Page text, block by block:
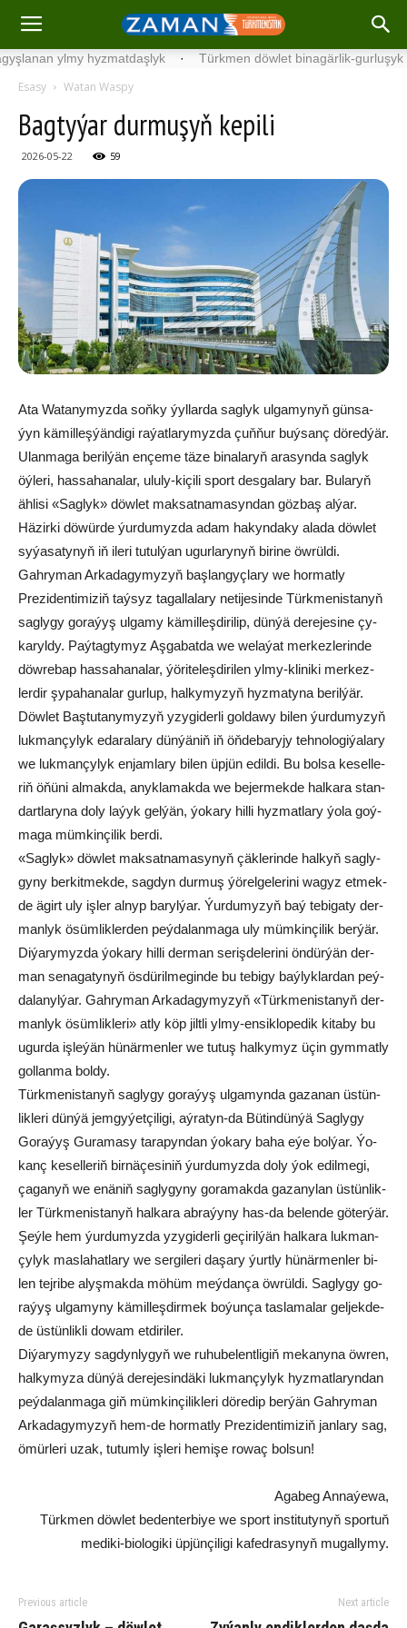
ylmy hyzmatdaşlyk · Türkmen döwlet binagärlik-gurluşyk
Esasy Watan Waspy
Bagtyýar durmuşyň kepili
2026-05-22 59
Ata Wa­ta­ny­myz­da soň­ky ýyl­lar­da sag­lyk ul­ga­my­nyň gün­sa­
ýyn kä­mil­leş­ýän­di­gi ra­ýat­la­ry­myz­da çuň­ňur buý­sanç dö­red­ýär.
Ulan­ma­ga be­ril­ýän en­çe­me tä­ze bi­na­la­ryň ara­syn­da sag­lyk
öý­le­ri, has­sa­ha­na­lar, ulu­ly-ki­çi­li sport des­ga­la­ry bar. Bu­la­ryň
äh­li­si «Sag­lyk» döw­let mak­sat­na­ma­syn­dan göz­baş al­ýar.
Hä­zir­ki dö­wür­de ýur­du­myz­da adam ha­kyn­da­ky ala­da döw­let
sy­ýa­sa­ty­nyň iň ile­ri tu­tul­ýan ugur­la­ry­nyň bi­ri­ne öw­rül­di.
Gahryman Arkadagymyzyň baş­lan­gyç­la­ry we hormatly
Prezidentimiziň taý­syz ta­gal­la­la­ry ne­ti­je­sin­de Türk­me­nis­ta­nyň
sag­ly­gy go­ra­ýyş ul­ga­my kä­mil­leş­di­ri­lip, dün­ýä de­re­je­si­ne çy­
ka­ryl­dy. Paý­tag­ty­myz Aş­ga­bat­da we we­la­ýat mer­kez­le­ri­n­de
döw­re­bap has­sa­ha­na­lar, ýö­ri­te­leş­di­ri­len yl­my-kli­ni­ki mer­kez­
lerdir şy­pa­ha­na­lar gur­lup, hal­ky­my­zyň hyz­ma­ty­na be­ril­ýär.
Döwlet Baştutanymyzyň yzy­gi­der­li gol­da­wy bi­len ýur­du­my­zyň
luk­man­çy­lyk eda­ra­la­ry dün­ýä­niň iň öň­de­ba­ry­jy teh­no­lo­gi­ýa­la­ry
we luk­man­çy­lyk en­jam­la­ry bi­len üp­jün edil­di. Bu bol­sa ke­sel­le­
riň öňü­ni al­mak­da, anyk­la­mak­da we be­jer­mek­de hal­ka­ra stan­
dart­la­ry­na do­ly la­ýyk gel­ýän, ýo­ka­ry hil­li hyz­mat­la­ry ýo­la goý­
ma­ga müm­kin­çi­lik ber­di.
«Sag­lyk» döw­let mak­sat­na­ma­sy­nyň çäk­le­rin­de hal­kyň sag­ly­
gy­ny ber­kit­mek­de, sag­dyn dur­muş ýö­rel­ge­le­ri­ni wa­gyz et­mek­
de ägirt uly iş­ler al­nyp ba­ryl­ýar. Ýur­du­my­zyň baý te­bi­ga­ty der­
man­lyk ösüm­lik­ler­den peý­da­lan­ma­ga uly müm­kin­çi­lik ber­ýär.
Di­ýa­ry­myz­da ýo­ka­ry hil­li der­man se­riş­de­le­ri­ni ön­dür­ýän der­
man se­na­ga­ty­nyň ös­dü­ril­me­gin­de bu te­bi­gy baý­lyk­lar­dan peý­
da­la­nyl­ýar. Gah­ry­man Ar­ka­da­gy­my­zyň «Türk­me­nis­ta­nyň der­
man­lyk ösüm­lik­le­ri» at­ly köp jilt­li yl­my-en­sik­lo­pe­dik ki­ta­by bu
ugur­da iş­le­ýän hü­när­men­ler we tu­tuş hal­ky­myz üçin gym­mat­ly
gol­lan­ma bol­dy.
Türk­me­nis­ta­nyň sag­ly­gy go­ra­ýyş ul­ga­myn­da ga­za­nan üs­tün­
lik­le­ri dün­ýä jem­gy­ýet­çi­li­gi, aý­ra­tyn-da Bü­tin­dün­ýä Sag­ly­gy
Go­ra­ýyş Gu­ra­ma­sy ta­ra­pyn­dan ýo­ka­ry ba­ha eýe bol­ýar. Ýo­
kanç ke­sel­le­riň bir­nä­çe­si­niň ýur­du­myz­da do­ly ýok edil­me­gi,
ça­ga­nyň we enä­niň sag­ly­gy­ny go­ra­mak­da ga­za­ny­lan üs­tün­lik­
ler Türk­me­nis­ta­nyň hal­ka­ra ab­ra­ýy­ny has-da be­len­de gö­ter­ýär.
Şeý­le hem ýur­du­myz­da yzy­gi­der­li ge­çi­ril­ýän hal­ka­ra luk­man­
çy­lyk mas­la­hat­la­ry we ser­gi­le­ri da­şa­ry ýurt­ly hünärmen­ler bi­
len tej­ri­be alyş­mak­da mö­hüm meý­dan­ça öw­rül­di. Sag­ly­gy go­
ra­ýyş ul­ga­my­ny kä­mil­leş­dir­mek bo­ýun­ça tas­la­ma­lar gel­jek­de-
de üs­tün­lik­li do­wam et­di­ri­ler.
Diýarymy­zy sag­dyn­ly­gyň we ru­hu­be­lent­li­giň me­ka­ny­na öw­ren,
hal­ky­my­za dün­ýä de­re­je­sin­dä­ki luk­man­çy­lyk hyz­mat­la­ryn­dan
peý­da­lan­ma­ga giň müm­kin­çi­lik­le­ri dö­re­dip ber­ýän Gahryman
Arkadagymyzyň hem-de hormatly Prezidentimiziň jan­la­ry sag,
ömür­le­ri uzak, tu­tum­ly iş­le­ri he­mi­şe ro­waç bol­sun!
Agabeg Annaýewa,
Türkmen döwlet bedenterbiye we sport institutynyň sportuň
mediki-biologiki üpjünçiligi kafedrasynyň mugallymy.
Previous article Next article